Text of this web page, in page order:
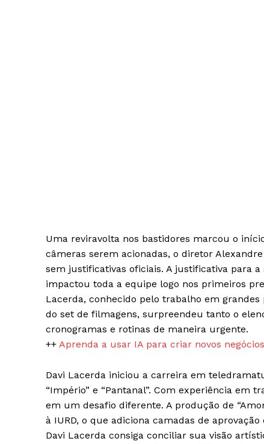
Aprenda
Uma reviravolta nos bastidores marcou o
câmeras serem acionadas, o diretor
sem justificativas oficiais. A justificativa para
impactou toda a equipe logo nos primeiros
Lacerda, conhecido pelo trabalho em
do set de filmagens, surpreendeu tanto o
cronogramas e rotinas de maneira urgente.
++ Aprenda a usar IA para criar novos
Davi Lacerda iniciou a carreira em
“Império” e “Pantanal”. Com experiência em
em um desafio diferente. A produção de
à IURD, o que adiciona camadas de
Davi Lacerda consiga conciliar sua visão